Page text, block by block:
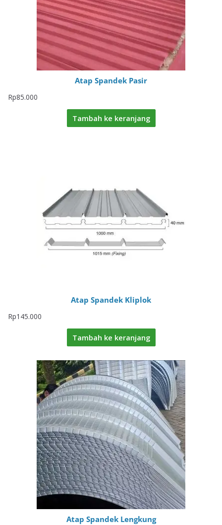
Atap Spandek Pasir
Rp85.000
Tambah ke keranjang
Atap Spandek Kliplok
Rp145.000
Tambah ke keranjang
Atap Spandek Lengkung